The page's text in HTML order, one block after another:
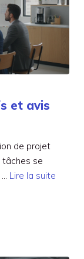
et avis
de projet
tâches se
Lire la suite